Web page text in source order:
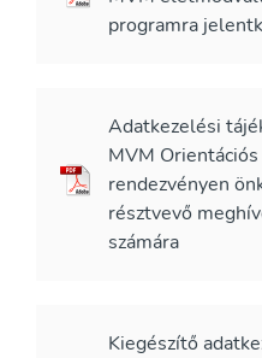
programra
Adatkezelési
MVM
rendezvényen
résztvevő
számára
Kiegészítő